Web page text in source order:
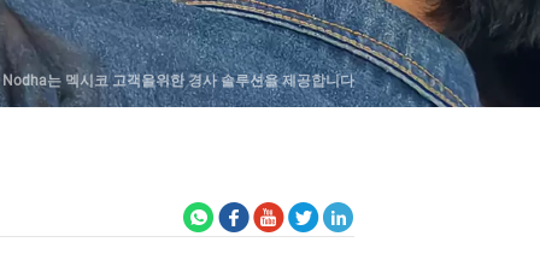
Nodha는 멕시코 고객을위한 경사 솔루션을 제공합니다